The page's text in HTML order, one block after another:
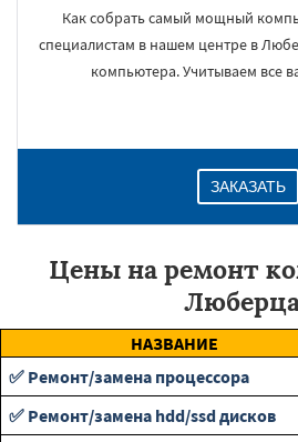
Как собрать самый мощный
специалистам в нашем центре в
компьютера. Учитываем все
ЗАКАЗАТЬ
Цены на ремонт
НАЗВАНИЕ
✅ Ремонт/замена процессора
✅ Ремонт/замена hdd/ssd дисков